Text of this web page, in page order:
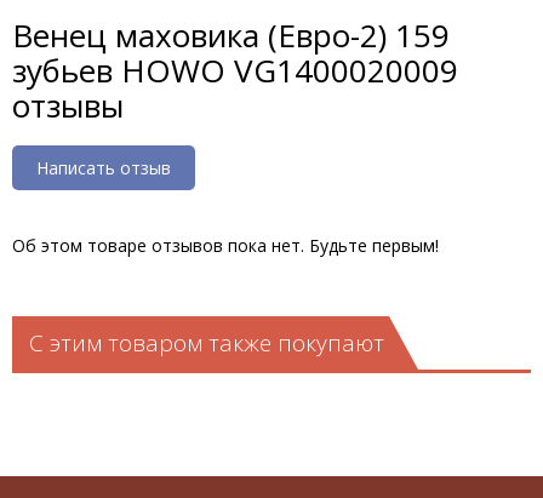
Венец маховика (Евро-2) 159
зубьев HOWO VG1400020009
отзывы
Написать отзыв
Об этом товаре отзывов пока нет. Будьте первым!
С этим товаром также покупают